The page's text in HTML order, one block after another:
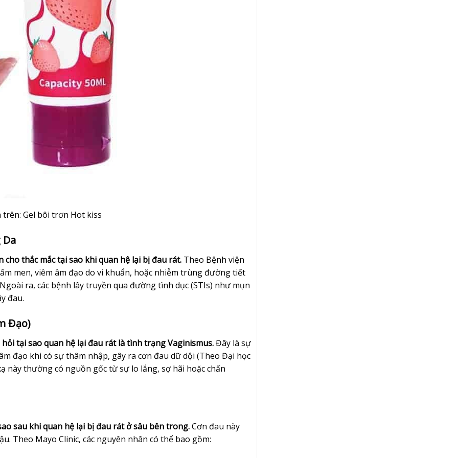
trên: Gel bôi trơn Hot kiss
thắc mắc tại sao khi quan hệ lại bị đau rát. Theo Bệnh viện
men, viêm âm đạo do vi khuẩn, hoặc nhiễm trùng đường tiết
ra, các bệnh lây truyền qua đường tình dục (STIs) như mụn
đau.
Đạo)
tại sao quan hệ lại đau rát là tình trạng Vaginismus.Đây là sự
đạo khi có sự thâm nhập, gây ra cơn đau dữ dội (Theo Đại học
này thường có nguồn gốc từ sự lo lắng, sợ hãi hoặc chấn
sau khi quan hệ lại bị đau rát ở sâu bên trong.Cơn đau này
Theo Mayo Clinic, các nguyên nhân có thể bao gồm: